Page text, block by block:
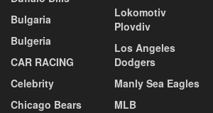
Bulgaria
Bulgeria
CAR RACING
Celebrity
Chicago Bears
Lokomotiv
Plovdiv
Los Angeles
Dodgers
Manly Sea Eagles
MLB